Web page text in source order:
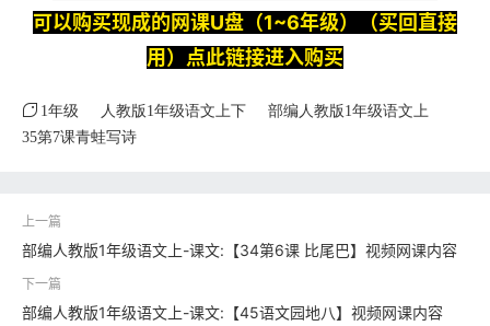
可以购买现成的网课U盘（1~6年级）（买回直接
用）点此链接进入购买
1年级 人教版1年级语文上下
部编人教版1年级语文上
35第7课青蛙写诗
部编人教版1年级语文上-课文:【34第6课 比尾巴】视频网课内容
部编人教版1年级语文上-课文:【45语文园地八】视频网课内容